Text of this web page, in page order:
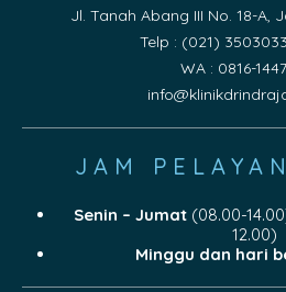
Jl. Tanah Abang III No. 18-A,
Telp : (021)
WA : 0816-
JAM
Senin – Jumat(08.00-
12.00)
Minggu dan hari